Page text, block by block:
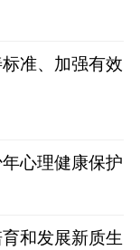
准、加强有效
心理健康保护
和发展新质生